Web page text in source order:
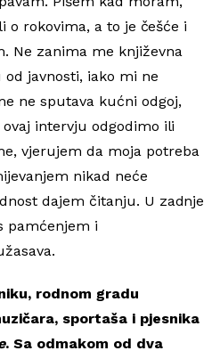
o rokovima, a to je češće i
Ne zanima me književna
javnosti, iako mi ne
ne sputava kućni odgoj,
intervju odgodimo ili
vjerujem da moja potreba
nikad neće
dajem čitanju. U zadnje
pamćenjem i
rodnom gradu
sportaša i pjesnika
. Sa odmakom od dva